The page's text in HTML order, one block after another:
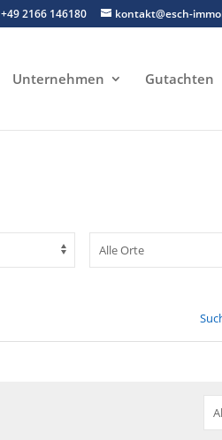
+49 2166 146180 kontakt@esch-
Unternehmen Gutachten